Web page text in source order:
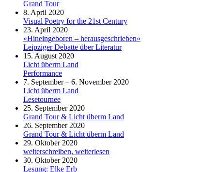
Grand Tour
8. April 2020
Visual Poetry for the 21st Century
23. April 2020
»Hineingeboren – herausgeschrieben«
Leipziger Debatte über Literatur
15. August 2020
Licht überm Land
Performance
7. September – 6. November 2020
Licht überm Land
Lesetournee
25. September 2020
Grand Tour & Licht überm Land
26. September 2020
Grand Tour & Licht überm Land
29. Oktober 2020
weiterschreiben, weiterlesen
30. Oktober 2020
Lesung: Elke Erb